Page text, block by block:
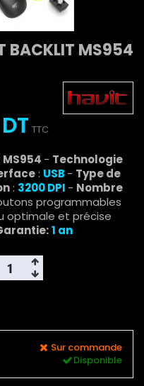
BACKLIT MS954
TTC
- Technologie
: USB - Type de
: 3200 DPI - Nombre
programmables
optimale et précise
1 an
Sur commande
Disponible